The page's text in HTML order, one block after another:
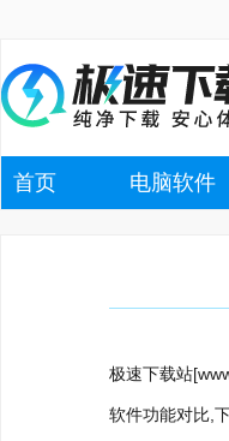
首页 电脑软件
极速下载站
软件功能对比,